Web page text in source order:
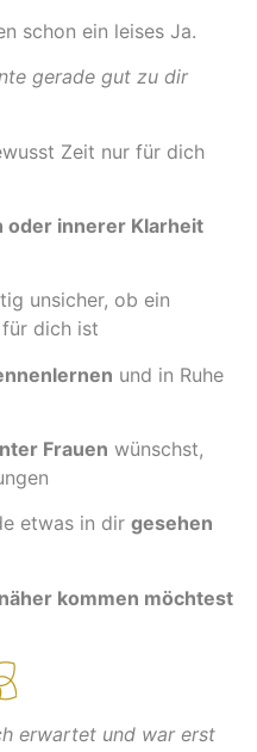
schon ein leises Ja.
gerade gut zu dir
Zeit nur für dich
oder innerer Klarheit
unsicher, ob ein
dich ist
und in Ruhe
Frauen wünschst,
etwas in dir gesehen
näher kommen möchtest
erwartet und war erst